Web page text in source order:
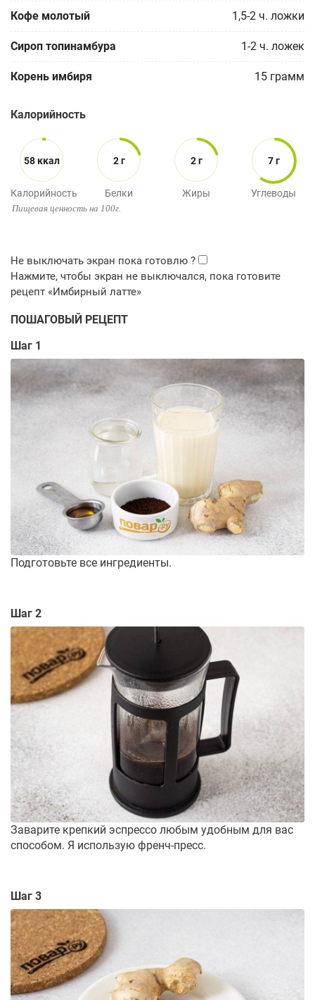
Кофе молотый 1,5-2 ч. ложки
Сироп топинамбура 1-2 ч. ложек
Корень имбиря 15 грамм
Калорийность
58 ккал
Калорийность
2 г
Белки
2 г
Жиры
7 г
Углеводы
Пищевая ценность на 100г.
ПОШАГОВЫЙ РЕЦЕПТ
Шаг 1
Подготовьте все ингредиенты.
Шаг 2
Заварите крепкий эспрессо любым удобным для вас
способом. Я использую френч-пресс.
Шаг 3